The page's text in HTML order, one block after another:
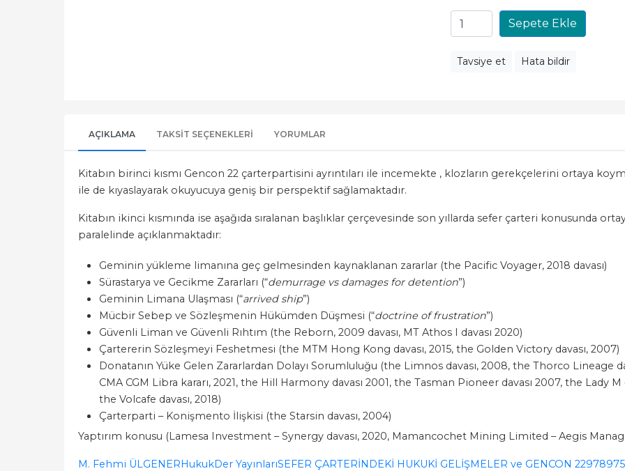
Sepete Ekle
Tavsiye et Hata bildir
AÇIKLAMA TAKSIT SEÇENEKLERI YORUMLAR
Kitabın birinci kısmı Gencon 22 çarterpartisini ayrıntıları ile incemekte , klozların gerekçelerini ortaya
ile de kıyaslayarak okuyucuya geniş bir perspektif sağlamaktadır.
Kitabın ikinci kısmında ise aşağıda sıralanan başlıklar çerçevesinde son yıllarda sefer çarteri konusunda
paralelinde açıklanmaktadır:
Geminin yükleme limanına geç gelmesinden kaynaklanan zararlar (the Pacific Voyager, 2018 davası)
Sürastarya ve Gecikme Zararları (“demurrage vs damages for detention”)
Geminin Limana Ulaşması (“arrived ship”)
Mücbir Sebep ve Sözleşmenin Hükümden Düşmesi (“doctrine of frustration”)
Güvenli Liman ve Güvenli Rıhtım (the Reborn, 2009 davası, MT Athos I davası 2020)
Çartererin Sözleşmeyi Feshetmesi (the MTM Hong Kong davası, 2015, the Golden Victory davası, 2007)
Donatanın Yüke Gelen Zararlardan Dolayı Sorumluluğu (the Limnos davası, 2008, the Thorco Lineage
CMA CGM Libra kararı, 2021, the Hill Harmony davası 2001, the Tasman Pioneer davası 2007, the Lady M
the Volcafe davası, 2018)
Çarterparti – Konişmento İlişkisi (the Starsin davası, 2004)
Yaptırım konusu (Lamesa Investment – Synergy davası, 2020, Mamancochet Mining Limited – Aegis
M. Fehmi ÜLGENERHukukDer YayınlarıSEFER ÇARTERİNDEKİ HUKUKİ GELİŞMELER ve GENCON 22